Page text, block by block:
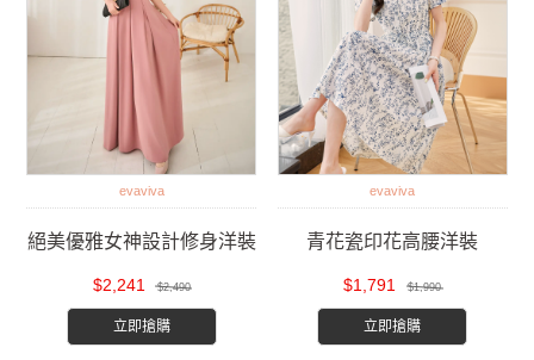
evaviva
絕美優雅女神設計修身洋裝
$2,241 $2,490
立即搶購
evaviva
青花瓷印花高腰洋裝
$1,791 $1,990
立即搶購